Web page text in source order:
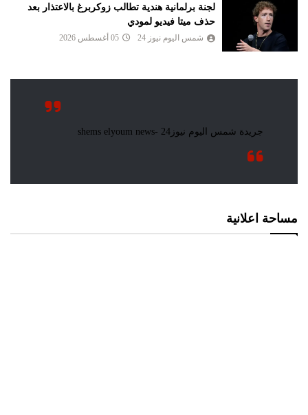
لجنة برلمانية هندية تطالب زوكربرغ بالاعتذار بعد
حذف ميتا فيديو لمودي
شمس اليوم نيوز 24 05 أغسطس 2026
مساحة اعلانية